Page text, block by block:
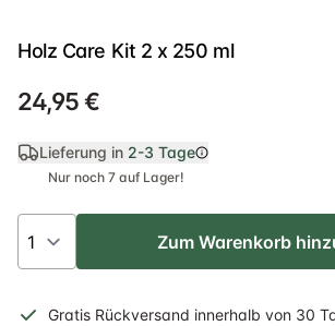
Holz Care Kit 2 x 250 ml
24,95 €
Lieferung in 2-3 Tage
Nur noch 7 auf Lager!
Zum Warenkorb
Gratis Rückversand innerhalb von 30